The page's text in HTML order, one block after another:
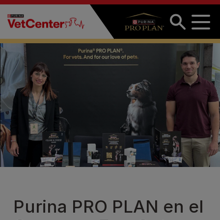
Pasar al contenido principal
Purina PRO PLAN en el